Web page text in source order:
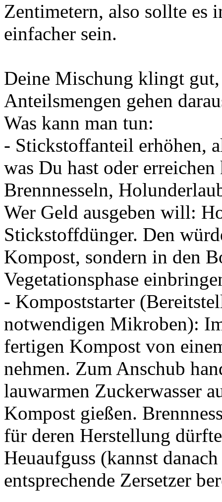
Zentimetern, also sollte es
einfacher sein.
Deine Mischung klingt gut,
Anteilsmengen gehen
Was kann man tun:
- Stickstoffanteil erhöhen,
was Du hast oder
Brennnesseln,
Wer Geld ausgeben will:
Stickstoffdünger. Den
Kompost, sondern in den
Vegetationsphase
- Kompoststarter
notwendigen Mikroben):
fertigen Kompost von
nehmen. Zum Anschub
lauwarmen Zuckerwasser
Kompost gießen.
für deren Herstellung
Heuaufguss (kannst
entsprechende Zersetzer